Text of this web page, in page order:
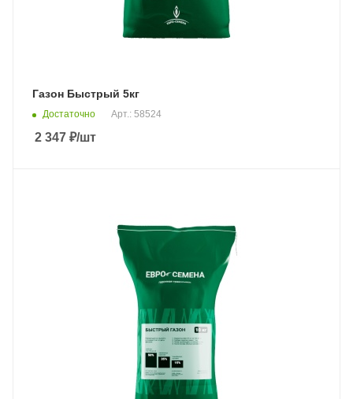
Газон Быстрый 5кг
Достаточно Арт.: 58524
2 347 ₽/шт